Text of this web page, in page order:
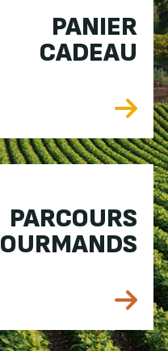
PANIER
CADEAU
PARCOURS